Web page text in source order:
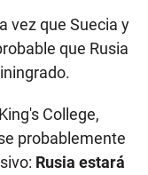
vez que Suecia y
que Rusia
College,
probablemente
Rusia estará